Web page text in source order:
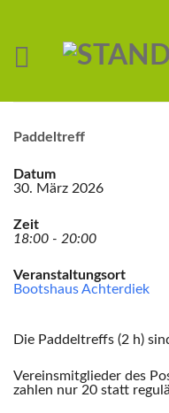
Paddeltreff
Datum
30. März 2026
Zeit
18:00 - 20:00
Veranstaltungsort
Bootshaus Achterdiek
Die Paddeltreffs (2 h)
Vereinsmitglieder des
zahlen nur 20 statt